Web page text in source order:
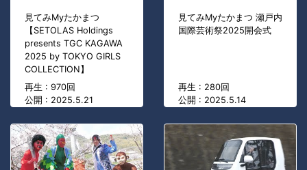
見てみMyたかまつ
【SETOLAS Holdings
presents TGC KAGAWA
2025 by TOKYO GIRLS
COLLECTION】
再生 : 970回
公開 : 2025.5.21
見てみMyたかまつ 瀬戸内
国際芸術祭2025開会式
再生 : 280回
公開 : 2025.5.14